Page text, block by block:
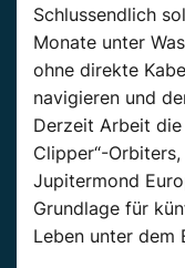
Schlussendlich
Monate unter
ohne direkte
navigieren und
Derzeit Arbeit die
Clipper“-
Jupitermond
Grundlage für
Leben unter dem